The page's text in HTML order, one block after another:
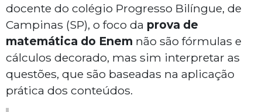
docente do colégio Progresso Bilíngue, de
Campinas (SP), o foco da prova de
matemática do Enem não são fórmulas e
cálculos decorado, mas sim interpretar as
questões, que são baseadas na aplicação
prática dos conteúdos.